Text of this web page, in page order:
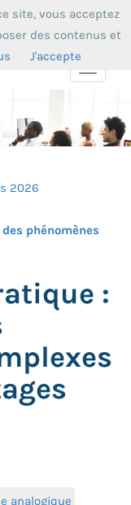
Toggle
2026
phénomènes
:
analogique
site, vous acceptez
des contenus et
J'accepte